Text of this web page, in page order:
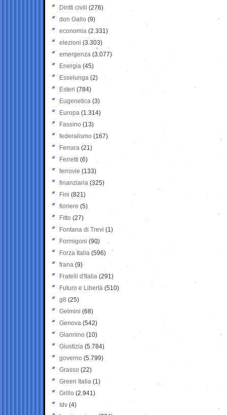
Diritti civili (276)
don Gallo (9)
economia (2.331)
elezioni (3.303)
emergenza (3.077)
Energia (45)
Esselunga (2)
Esteri (784)
Eugenetica (3)
Europa (1.314)
Fassino (13)
federalismo (167)
Ferrara (21)
Ferretti (6)
ferrovie (133)
finanziaria (325)
Fini (821)
fioriere (5)
Fitto (27)
Fontana di Trevi (1)
Formigoni (90)
Forza Italia (596)
frana (9)
Fratelli d'Italia (291)
Futuro e Libertà (510)
g8 (25)
Gelmini (68)
Genova (542)
Giannino (10)
Giustizia (5.784)
governo (5.799)
Grasso (22)
Green Italia (1)
Grillo (2.941)
Idv (4)